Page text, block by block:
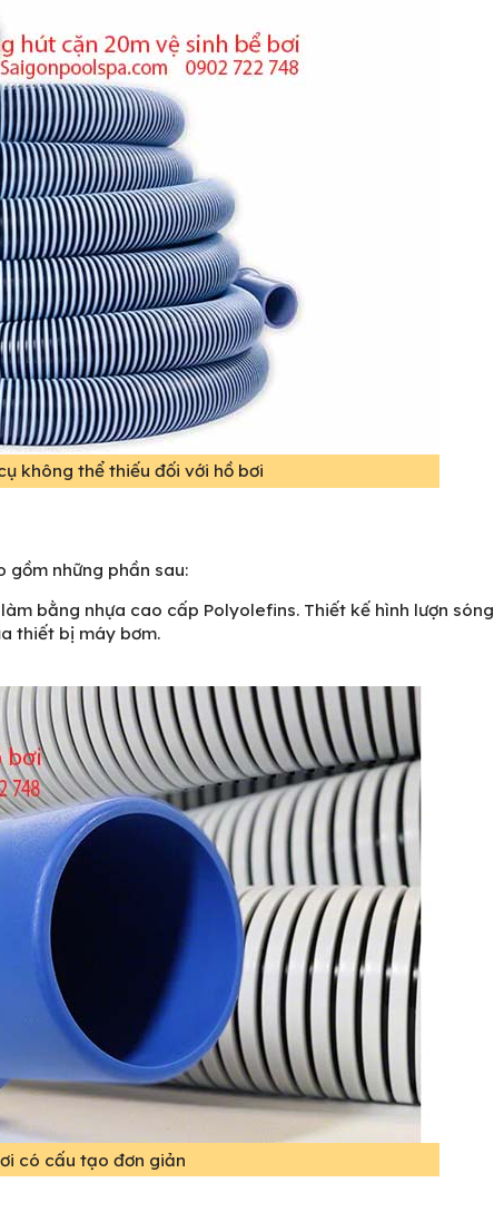
không thể thiếu đối với hồ bơi
gồm những phần sau:
bằng nhựa cao cấp Polyolefins. Thiết kế hình lượn sóng
thiết bị máy bơm.
có cấu tạo đơn giản